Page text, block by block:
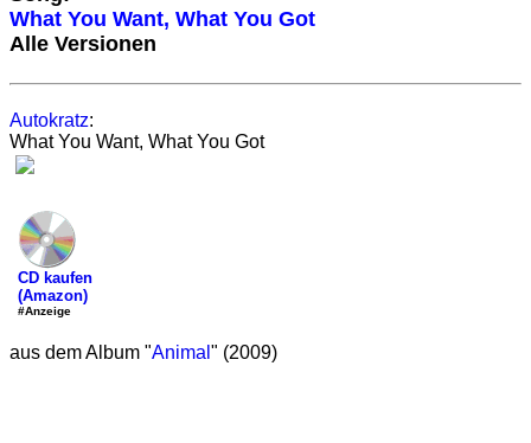
What You Want, What You Got
Alle Versionen
Autokratz:
What You Want, What You Got
CD kaufen
(Amazon)
#Anzeige
aus dem Album "Animal " (2009)